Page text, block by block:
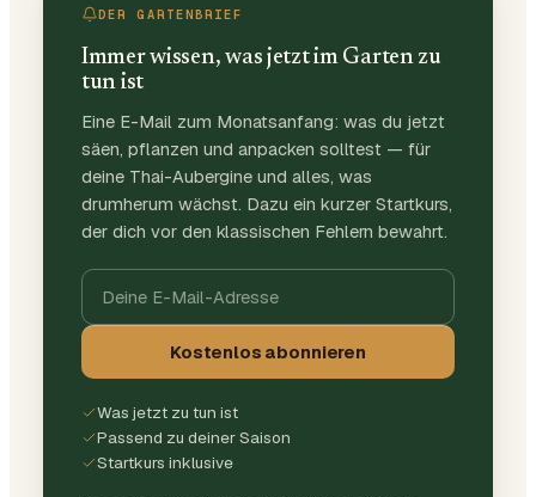
DER GARTENBRIEF
Immer wissen, was jetzt im Garten zu
tun ist
Eine E-Mail zum Monatsanfang: was du jetzt
säen, pflanzen und anpacken solltest — für
deine Thai-Aubergine und alles, was
drumherum wächst. Dazu ein kurzer Startkurs,
der dich vor den klassischen Fehlern bewahrt.
Kostenlos abonnieren
Was jetzt zu tun ist
Passend zu deiner Saison
Startkurs inklusive